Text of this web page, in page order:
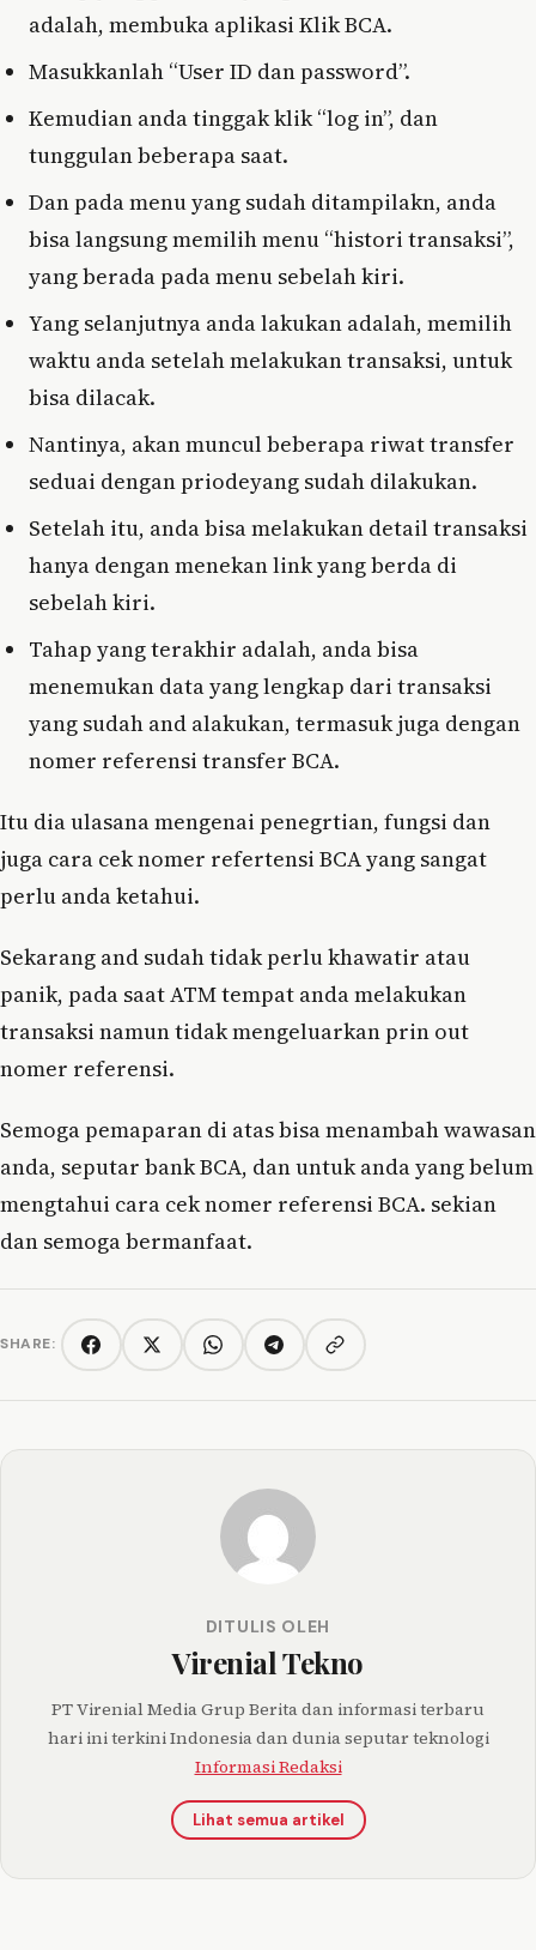
adalah, membuka aplikasi Klik BCA.
Masukkanlah “User ID dan password”.
Kemudian anda tinggak klik “log in”, dan
tunggulan beberapa saat.
Dan pada menu yang sudah ditampilakn, anda
bisa langsung memilih menu “histori transaksi”,
yang berada pada menu sebelah kiri.
Yang selanjutnya anda lakukan adalah, memilih
waktu anda setelah melakukan transaksi, untuk
bisa dilacak.
Nantinya, akan muncul beberapa riwat transfer
seduai dengan priodeyang sudah dilakukan.
Setelah itu, anda bisa melakukan detail transaksi
hanya dengan menekan link yang berda di
sebelah kiri.
Tahap yang terakhir adalah, anda bisa
menemukan data yang lengkap dari transaksi
yang sudah and alakukan, termasuk juga dengan
nomer referensi transfer BCA.
Itu dia ulasana mengenai penegrtian, fungsi dan
juga cara cek nomer refertensi BCA yang sangat
perlu anda ketahui.
Sekarang and sudah tidak perlu khawatir atau
panik, pada saat ATM tempat anda melakukan
transaksi namun tidak mengeluarkan prin out
nomer referensi.
Semoga pemaparan di atas bisa menambah wawasan
anda, seputar bank BCA, dan untuk anda yang belum
mengtahui cara cek nomer referensi BCA. sekian
dan semoga bermanfaat.
SHARE: FacebookTwitter/XWhatsAppTelegramCopy link
DITULIS OLEH
Virenial Tekno
PT Virenial Media Grup Berita dan informasi terbaru
hari ini terkini Indonesia dan dunia seputar teknologi
Informasi Redaksi
Lihat semua artikel